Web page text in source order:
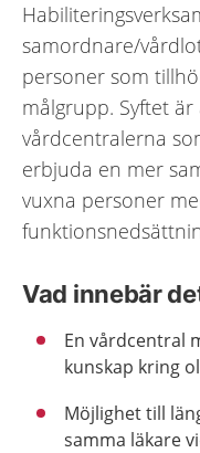
samordnare/
personer som
målgrupp. Syftet
vårdcentralerna
erbjuda en mer
vuxna personer
Vad innebär
En vårdcentral
kunskap kring
Möjlighet till
samma läkare